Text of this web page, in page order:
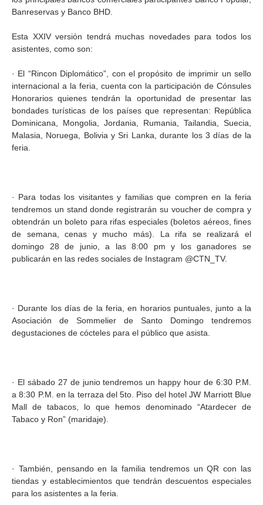
Banreservas y Banco BHD.
Esta XXIV versión tendrá muchas novedades para todos los
asistentes, como son:
· El “Rincon Diplomático”, con el propósito de imprimir un sello
internacional a la feria, cuenta con la participación de Cónsules
Honorarios quienes tendrán la oportunidad de presentar las
bondades turísticas de los países que representan: República
Dominicana, Mongolia, Jordania, Rumania, Tailandia, Suecia,
Malasia, Noruega, Bolivia y Sri Lanka, durante los 3 días de la
feria.
· Para todas los visitantes y familias que compren en la feria
tendremos un stand donde registrarán su voucher de compra y
obtendrán un boleto para rifas especiales (boletos aéreos, fines
de semana, cenas y mucho más). La rifa se realizará el
domingo 28 de junio, a las 8:00 pm y los ganadores se
publicarán en las redes sociales de Instagram @CTN_TV.
· Durante los días de la feria, en horarios puntuales, junto a la
Asociación de Sommelier de Santo Domingo tendremos
degustaciones de cócteles para el público que asista.
· El sábado 27 de junio tendremos un happy hour de 6:30 P.M.
a 8:30 P.M. en la terraza del 5to. Piso del hotel JW Marriott Blue
Mall de tabacos, lo que hemos denominado “Atardecer de
Tabaco y Ron” (maridaje).
· También, pensando en la familia tendremos un QR con las
tiendas y establecimientos que tendrán descuentos especiales
para los asistentes a la feria.